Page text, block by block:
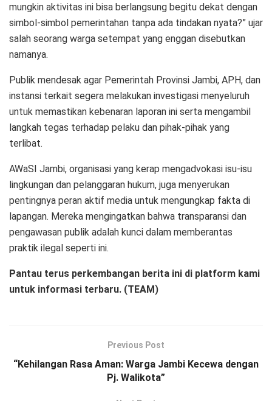
mungkin aktivitas ini bisa berlangsung begitu dekat dengan
simbol-simbol pemerintahan tanpa ada tindakan nyata?” ujar
salah seorang warga setempat yang enggan disebutkan
namanya.
Publik mendesak agar Pemerintah Provinsi Jambi, APH, dan
instansi terkait segera melakukan investigasi menyeluruh
untuk memastikan kebenaran laporan ini serta mengambil
langkah tegas terhadap pelaku dan pihak-pihak yang
terlibat.
AWaSI Jambi, organisasi yang kerap mengadvokasi isu-isu
lingkungan dan pelanggaran hukum, juga menyerukan
pentingnya peran aktif media untuk mengungkap fakta di
lapangan. Mereka mengingatkan bahwa transparansi dan
pengawasan publik adalah kunci dalam memberantas
praktik ilegal seperti ini.
Pantau terus perkembangan berita ini di platform kami
untuk informasi terbaru. (TEAM)
Previous Post
“Kehilangan Rasa Aman: Warga Jambi Kecewa dengan
Pj. Walikota”